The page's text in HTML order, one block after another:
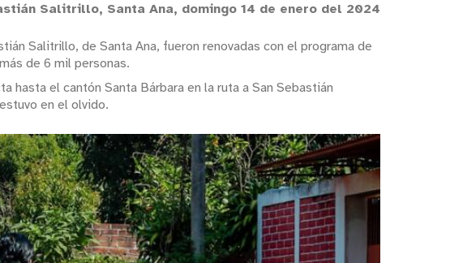
Salitrillo, Santa Ana, domingo 14 de enero del 2024
Salitrillo, de Santa Ana, fueron renovadas con el programa de
de 6 mil personas.
hasta el cantón Santa Bárbara en la ruta a San Sebastián
en el olvido.